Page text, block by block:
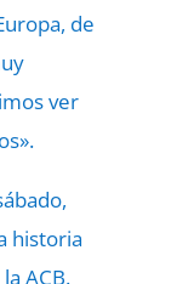
de
ver
historia
ACB.